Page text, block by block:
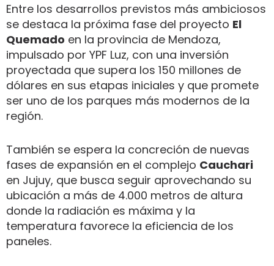
Entre los desarrollos previstos más ambiciosos
se destaca la próxima fase del proyecto El
Quemado en la provincia de Mendoza,
impulsado por YPF Luz, con una inversión
proyectada que supera los 150 millones de
dólares en sus etapas iniciales y que promete
ser uno de los parques más modernos de la
región.
También se espera la concreción de nuevas
fases de expansión en el complejo Cauchari
en Jujuy, que busca seguir aprovechando su
ubicación a más de 4.000 metros de altura
donde la radiación es máxima y la
temperatura favorece la eficiencia de los
paneles.